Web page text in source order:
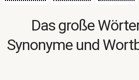
Das große
Synonyme und